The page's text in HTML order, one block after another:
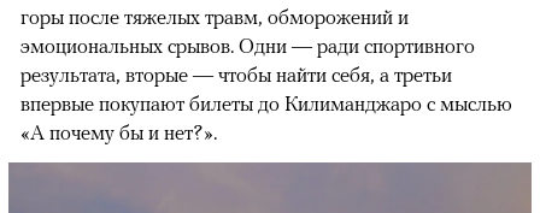
горы после тяжелых травм, обморожений и
эмоциональных срывов. Одни — ради спортивного
результата, вторые — чтобы найти себя, а третьи
впервые покупают билеты до Килиманджаро с мыслью
«А почему бы и нет?».